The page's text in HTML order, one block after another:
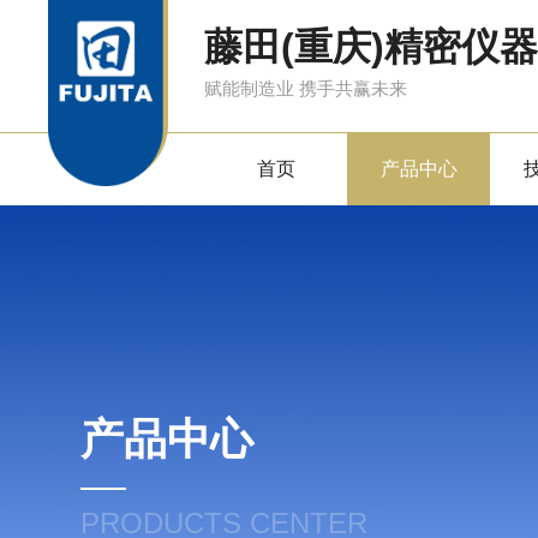
藤田(重庆)精密仪
赋能制造业 携手共赢未来
首页 产品中心
产品中心
PRODUCTS CENTER